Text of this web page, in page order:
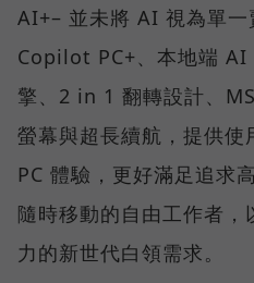
AI+– 並未將 AI 視為單一
Copilot PC+、本地端 AI
擎、2 in 1 翻轉設計、
螢幕與超長續航，提供
PC 體驗，更好滿足追求
隨時移動的自由工作者
力的新世代白領需求。